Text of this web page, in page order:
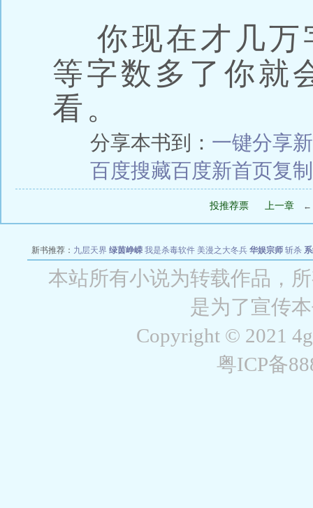
你现在才几万
等字数多了你就
看。
分享本书到： 一键分享
百度搜藏百度新首页复
投推荐票 上一章 ←
新书推荐： 九层天界 绿茵峥嵘 我是杀毒软件 美漫之大冬兵 华娱宗师 斩杀
战争天堂 混元道纪 教练万岁 都市全能巨星 绝对交易 全职武神 位面复
本站所有小说为转载作品，
是为了宣传
Copyright © 2021
粤ICP备